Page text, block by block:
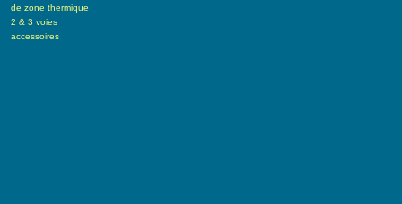
de zone thermique
2 & 3 voies
accessoires